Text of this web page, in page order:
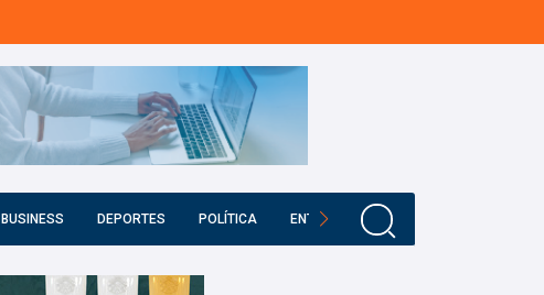
BUSINESS DEPORTES POLÍTICA ENTRETENIMIENTO